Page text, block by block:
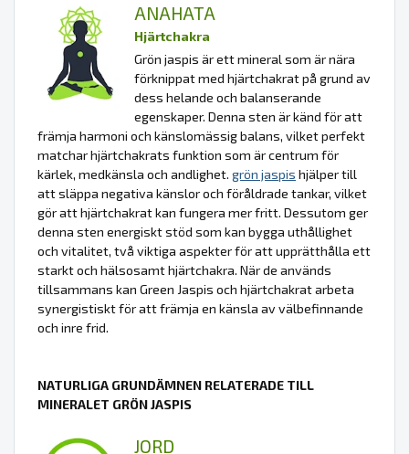
ANAHATA
Hjärtchakra
Grön jaspis är ett mineral som är nära
förknippat med hjärtchakrat på grund av
dess helande och balanserande
egenskaper. Denna sten är känd för att
främja harmoni och känslomässig balans, vilket perfekt
matchar hjärtchakrats funktion som är centrum för
kärlek, medkänsla och andlighet. grön jaspis hjälper till
att släppa negativa känslor och föråldrade tankar, vilket
gör att hjärtchakrat kan fungera mer fritt. Dessutom ger
denna sten energiskt stöd som kan bygga uthållighet
och vitalitet, två viktiga aspekter för att upprätthålla ett
starkt och hälsosamt hjärtchakra. När de används
tillsammans kan Green Jaspis och hjärtchakrat arbeta
synergistiskt för att främja en känsla av välbefinnande
och inre frid.
NATURLIGA GRUNDÄMNEN RELATERADE TILL
MINERALET GRÖN JASPIS
JORD